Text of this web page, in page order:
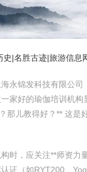
史|名胜古迹|旅游信息
永锦发科技有限公司
家好的瑜伽培训机构
那儿教得好？** 这是
时，应关注**师资力
证（如RYT200、